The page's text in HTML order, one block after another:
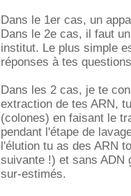
Dans le 1er cas, un
Dans le 2e cas, il faut
institut. Le plus simple
réponses à tes
Dans les 2 cas, je te
extraction de tes ARN,
(colones) en faisant le
pendant l'étape de
l'élution tu as des ARN
suivante !) et sans ADN
sur-estimés.